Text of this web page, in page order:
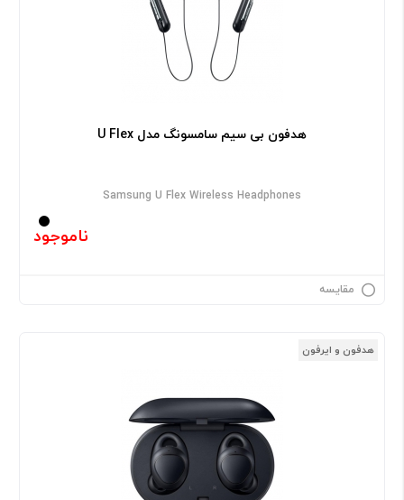
هدفون بی سیم سامسونگ مدل U Flex
Samsung U Flex Wireless Headphones
ناموجود
مقایسه
هدفون و ایرفون